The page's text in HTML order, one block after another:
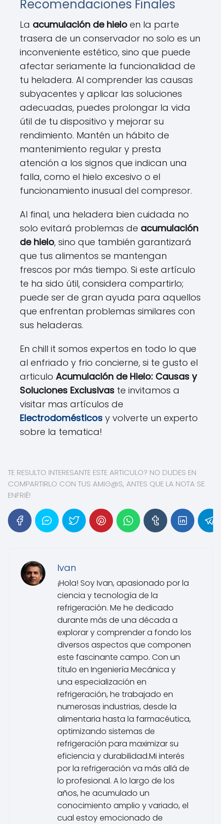
Recomendaciones Finales
La acumulación de hielo en la parte
trasera de un conservador no solo es un
inconveniente estético, sino que puede
afectar seriamente la funcionalidad de
tu heladera. Al comprender las causas
subyacentes y aplicar las soluciones
adecuadas, puedes prolongar la vida
útil de tu dispositivo y mejorar su
rendimiento. Mantén un hábito de
mantenimiento regular y presta
atención a los signos que indican una
falla, como el hielo excesivo o el
funcionamiento inusual del compresor.
Al final, una heladera bien cuidada no
solo evitará problemas de acumulación
de hielo, sino que también garantizará
que tus alimentos se mantengan
frescos por más tiempo. Si este artículo
te ha sido útil, considera compartirlo;
puede ser de gran ayuda para aquellos
que enfrentan problemas similares con
sus heladeras.
En chill it somos expertos en todo lo que
al enfriado y frio concierne, si te gusto el
articulo Acumulación de Hielo: Causas y
Soluciones Exclusivas te invitamos a
visitar mas artículos de
Electrodomésticos y volverte un experto
sobre la tematica!
TE RESULTO INTERESANTE ESTE ARTICULO? NO DUDES EN
COMPARTIRLO CON TUS AMIG@S, ANTES QUE LA NOTA SE
ENFRIÉ!
Ivan
¡Hola! Soy Ivan, apasionado por la
ciencia y tecnología de la
refrigeración. Me he dedicado
durante más de una década a
explorar y comprender a fondo los
diversos aspectos que componen
este fascinante campo. Con un
título en Ingeniería Mecánica y
una especialización en
refrigeración, he trabajado en
numerosas industrias, desde la
alimentaria hasta la farmacéutica,
optimizando sistemas de
refrigeración para maximizar su
eficiencia y durabilidad.Mi interés
por la refrigeración va más allá de
lo profesional. A lo largo de los
años, he acumulado un
conocimiento amplio y variado, el
cual estoy emocionado de